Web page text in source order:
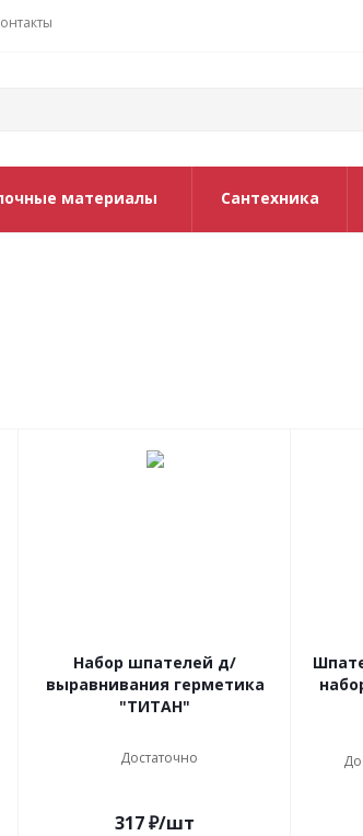
материалы Сантехника
Набор шпателей д/
выравнивания герметика
"ТИТАН"
Достаточно
317₽/шт